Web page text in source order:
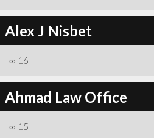
Alex J Nisbet
∞ 16
Ahmad Law Office
∞ 15